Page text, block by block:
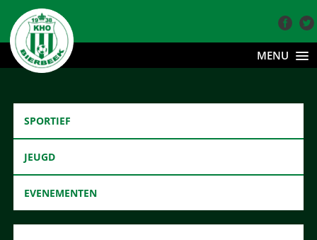
MENU
SPORTIEF
JEUGD
EVENEMENTEN